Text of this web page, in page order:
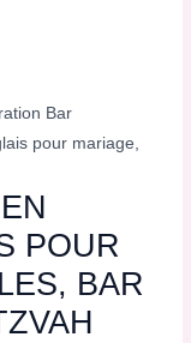
Bar
pour mariage,
POUR
BAR